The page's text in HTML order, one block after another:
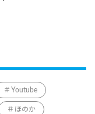
Youtube
ほのか